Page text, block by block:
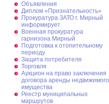
Объявления
Диплом «Признательность»
Прокуратура ЗАТО г. Мирный
информирует
Военная прокуратура
гарнизона Мирный
Подготовка к отопительному
периоду
Защита потребителя
Торговля
Аукцион на право заключения
договора аренды недвижимого
имущества
Реестр муниципальных
маршрутов